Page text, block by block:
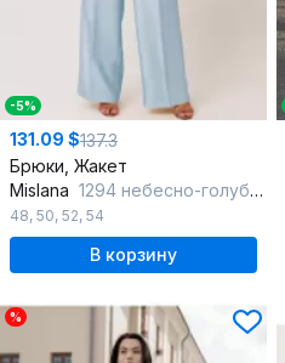
-5%
131.09 $137.3
Брюки, Жакет
Mislana 1294 небесно-голубой
48, 50, 52, 54
В корзину
%